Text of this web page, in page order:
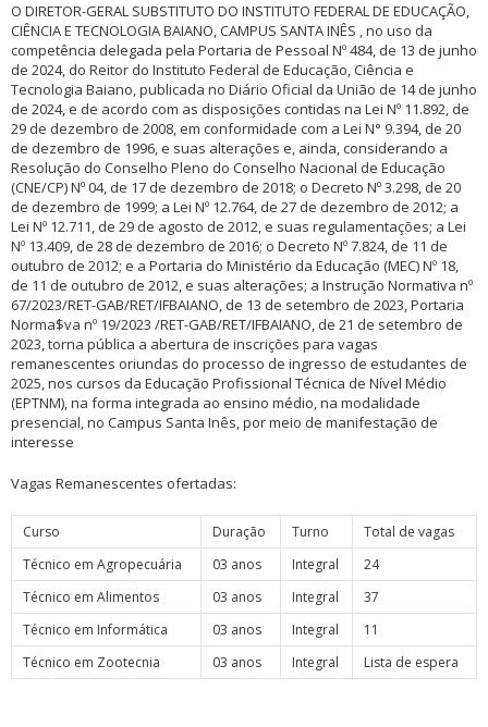
O DIRETOR-GERAL SUBSTITUTO DO INSTITUTO FEDERAL DE EDUCAÇÃO,
CIÊNCIA E TECNOLOGIA BAIANO, CAMPUS SANTA INÊS , no uso da
competência delegada pela Portaria de Pessoal Nº 484, de 13 de junho
de 2024, do Reitor do Instituto Federal de Educação, Ciência e
Tecnologia Baiano, publicada no Diário Oficial da União de 14 de junho
de 2024, e de acordo com as disposições contidas na Lei Nº 11.892, de
29 de dezembro de 2008, em conformidade com a Lei N° 9.394, de 20
de dezembro de 1996, e suas alterações e, ainda, considerando a
Resolução do Conselho Pleno do Conselho Nacional de Educação
(CNE/CP) Nº 04, de 17 de dezembro de 2018; o Decreto Nº 3.298, de 20
de dezembro de 1999; a Lei Nº 12.764, de 27 de dezembro de 2012; a
Lei Nº 12.711, de 29 de agosto de 2012, e suas regulamentações; a Lei
Nº 13.409, de 28 de dezembro de 2016; o Decreto Nº 7.824, de 11 de
outubro de 2012; e a Portaria do Ministério da Educação (MEC) Nº 18,
de 11 de outubro de 2012, e suas alterações; a Instrução Normativa nº
67/2023/RET-GAB/RET/IFBAIANO, de 13 de setembro de 2023, Portaria
Norma$va nº 19/2023 /RET-GAB/RET/IFBAIANO, de 21 de setembro de
2023, torna pública a abertura de inscrições para vagas
remanescentes oriundas do processo de ingresso de estudantes de
2025, nos cursos da Educação Profissional Técnica de Nível Médio
(EPTNM), na forma integrada ao ensino médio, na modalidade
presencial, no Campus Santa Inês, por meio de manifestação de
interesse
Vagas Remanescentes ofertadas:
Curso Duração Turno
Total de vagas
Técnico em Agropecuária
03 anos Integral
24
Técnico em Alimentos
03 anos Integral
37
Técnico em Informática
03 anos Integral
11
Técnico em Zootecnia
03 anos Integral Lista de espera